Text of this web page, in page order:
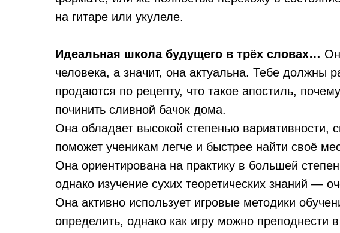
на гитаре или укулеле.
Идеальная школа будущего в трёх словах…
человека, а значит, она актуальна. Тебе должны
продаются по рецепту, что такое апостиль,
починить сливной бачок дома.
Она обладает высокой степенью вариативности,
поможет ученикам легче и быстрее найти своё
Она ориентирована на практику в большей
однако изучение сухих теоретических знаний —
Она активно использует игровые методики
определить, однако как игру можно